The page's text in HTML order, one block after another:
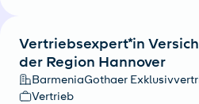
Vertriebsexpert*in
der Region Hannover
BarmeniaGothaer
Vertrieb